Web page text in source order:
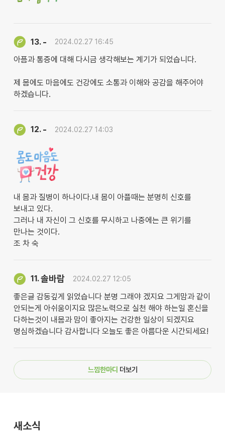
13. - 2024.02.27 16:45
아픔과 통증에 대해 다시금 생각해보는 계기가 되었습니다.
제 몸에도 마음에도 건강에도 소통과 이해와 공감을 해주어야
하겠습니다.
12. - 2024.02.27 14:03
내 몸과 질병이 하나이다.내 몸이 아플때는 분명히 신호를
보내고 있다.
그러나 내 자신이 그 신호를 무시하고 나중에는 큰 위기를
만나는 것이다.
조 차 숙
11.솔바람 2024.02.27 12:05
좋은글 감동깊게 읽었습니다 분명 그래야 겠지요 그게맘과 같이
안되는게 아쉬움이지요 많은노력으로 실천 해야 하는일 혼신을
다하는것이 내몸과 맘이 좋아지는 건강한 일상이 되겠지요
명심하겠습니다 감사합니다 오늘도 좋은 아름다운 시간되세요!
느낌한마디 더보기
새소식